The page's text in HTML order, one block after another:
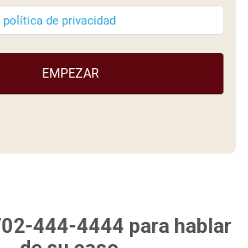
política de privacidad
444-4444 para hablar